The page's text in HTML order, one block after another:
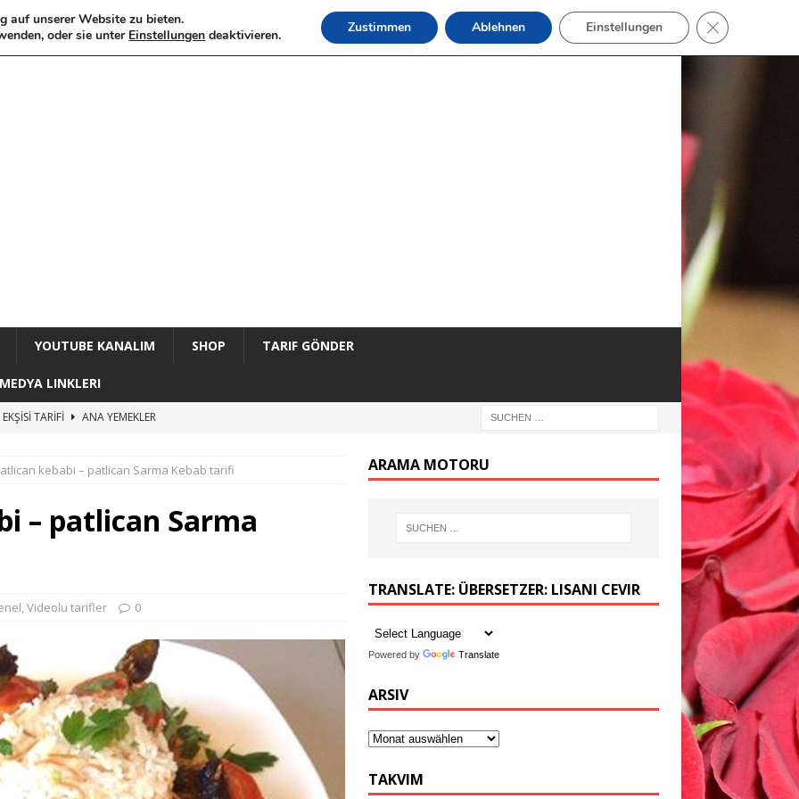
YOUTUBE KANALIM SHOP TARIF GÖNDER
LINKLERI
TARİFİ
ANA YEMEKLER
PİLAVI ET SUYUNA SALMA TEREYAĞLI BULGUR PİLAV
TARİFİ
kebabi – patlican Sarma Kebab tarifi
– patlican Sarma
,Videolu tarifler 0
ARAMA MOTORU
TRANSLATE: ÜBERSETZER: LISANI CEVIR
Powered by Translate
ARSIV
TAKVIM
auf unserer Website zu bieten.
oder sie unter Einstellungen deaktivieren. Zustimmen Ablehnen Einstellungen GDPR Cookie-